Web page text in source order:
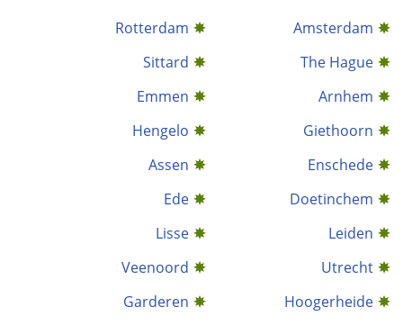
Amsterdam
Rotterdam
The Hague
Sittard
Arnhem
Emmen
Giethoorn
Hengelo
Enschede
Assen
Doetinchem
Ede
Leiden
Lisse
Utrecht
Veenoord
Hoogerheide
Garderen